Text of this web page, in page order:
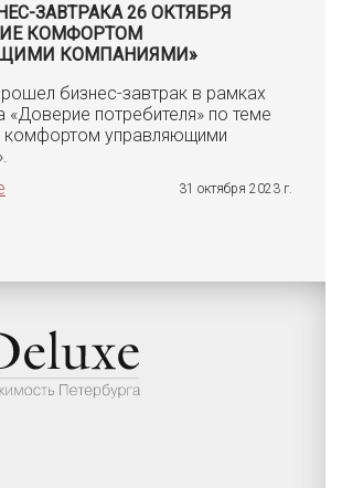
ЗАВТРАКА 26 ОКТЯБРЯ
КОМФОРТОМ
КОМПАНИЯМИ»
бизнес-завтрак в рамках
«Доверие потребителя» по теме
комфортом управляющими
31 октября 2023 г.